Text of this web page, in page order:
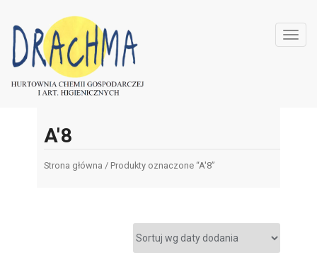
A'8
Strona główna / Produkty oznaczone “A'8”